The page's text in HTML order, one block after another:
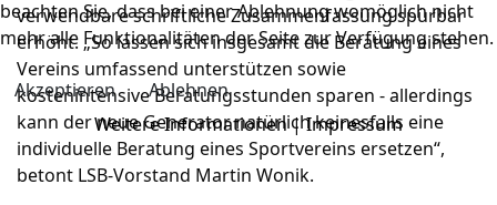
verwendbare schriftliche Zusammenfassung spürbar
erhöht. „So lassen sich insgesamt die Beratung eines
Vereins umfassend unterstützen sowie
kostenintensive Beratungsstunden sparen - allerdings
kann der neue Generator natürlich keinesfalls eine
individuelle Beratung eines Sportvereins ersetzen“,
betont LSB-Vorstand Martin Wonik.
beachten Sie, dass bei einer Ablehnung womöglich nicht
mehr alle Funktionalitäten der Seite zur Verfügung stehen.
Akzeptieren
Ablehnen
Weitere Informationen|Impressum